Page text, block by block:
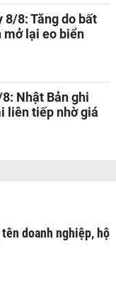
8/8: Tăng do bất
mở lại eo biển
Nhật Bản ghi
liên tiếp nhờ giá
doanh nghiệp, hộ